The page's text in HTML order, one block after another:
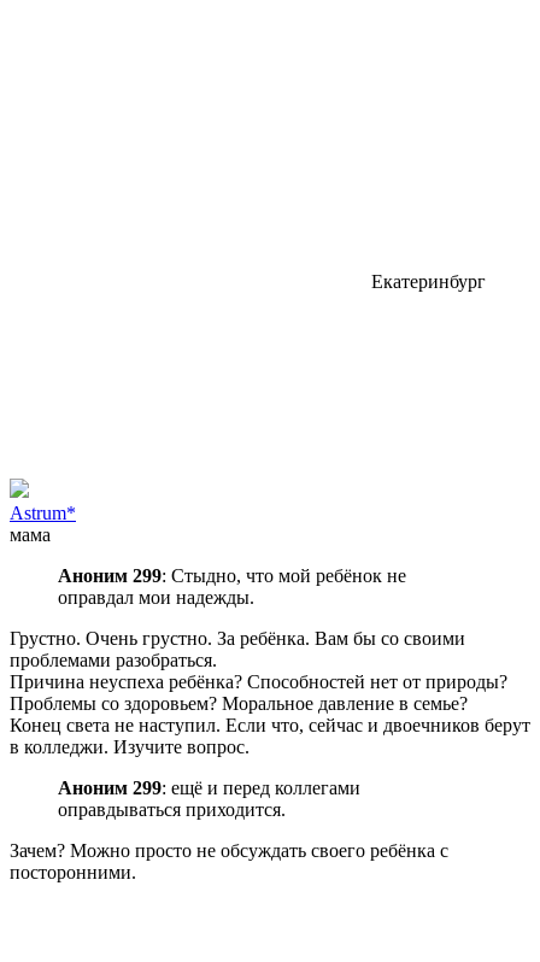
Екатеринбург
Astrum*
мама
Аноним 299: Стыдно, что мой ребёнок не
оправдал мои надежды.
Грустно. Очень грустно. За ребёнка. Вам бы со своими
проблемами разобраться.
Причина неуспеха ребёнка? Способностей нет от природы?
Проблемы со здоровьем? Моральное давление в семье?
Конец света не наступил. Если что, сейчас и двоечников берут
в колледжи. Изучите вопрос.
Аноним 299: ещё и перед коллегами
оправдываться приходится.
Зачем? Можно просто не обсуждать своего ребёнка с
посторонними.